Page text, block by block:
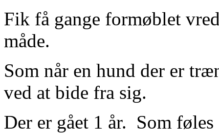
Fik få gange formøblet
måde.
Som når en hund der er
ved at bide fra sig.
Der er gået 1 år. Som